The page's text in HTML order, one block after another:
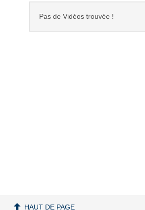
Pas de Vidéos trouvée !
HAUT DE PAGE